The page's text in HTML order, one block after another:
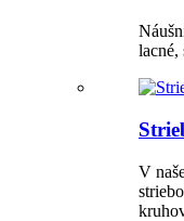
lacné,
V